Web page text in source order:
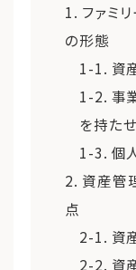
1. ファミ
の形態
1-1. 資
1-2. 事
を持た
1-3. 個
2. 資産管
点
2-1. 資
2-2. 資